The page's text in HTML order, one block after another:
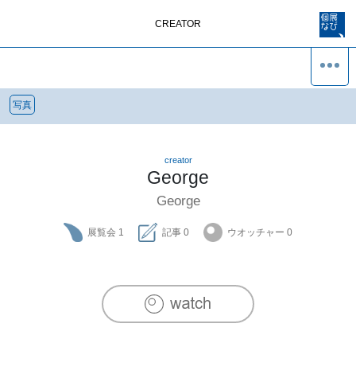
CREATOR
写真
creator
George
George
展覧会 1 記事 0 ウオッチャー 0